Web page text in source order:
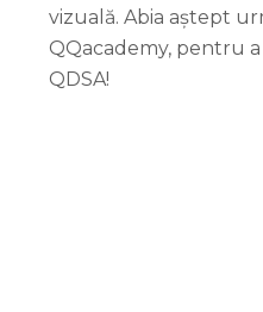
vizuală. Abia aștept
QQacademy, pentru
QDSA!